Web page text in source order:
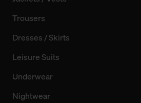
Trousers
Dresses / Skirts
Leisure Suits
Underwear
Nightwear